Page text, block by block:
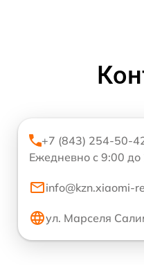
+7 (843) 254-50-
Ежедневно с 9:00 до
info@kzn.xiaomi-
ул. Марселя